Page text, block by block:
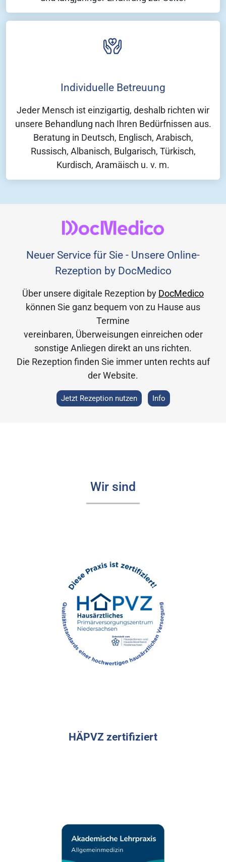
Individuelle Betreuung
Jeder Mensch ist einzigartig, deshalb richten wir
unsere Behandlung nach Ihren Bedürfnissen aus.
Beratung in Deutsch, Englisch, Arabisch,
Russisch, Albanisch, Bulgarisch, Türkisch,
Kurdisch, Aramäisch u. v. m.
Neuer Service für Sie - Unsere Online-
Rezeption by DocMedico
Über unsere digitale Rezeption by DocMedico
können Sie ganz bequem von zu Hause aus
Termine
vereinbaren, Überweisungen einreichen oder
sonstige Anliegen direkt an uns richten.
Die Rezeption finden Sie immer unten rechts auf
der Website.
Jetzt Rezeption nutzen Info
Wir sind
HÄPVZ zertifiziert